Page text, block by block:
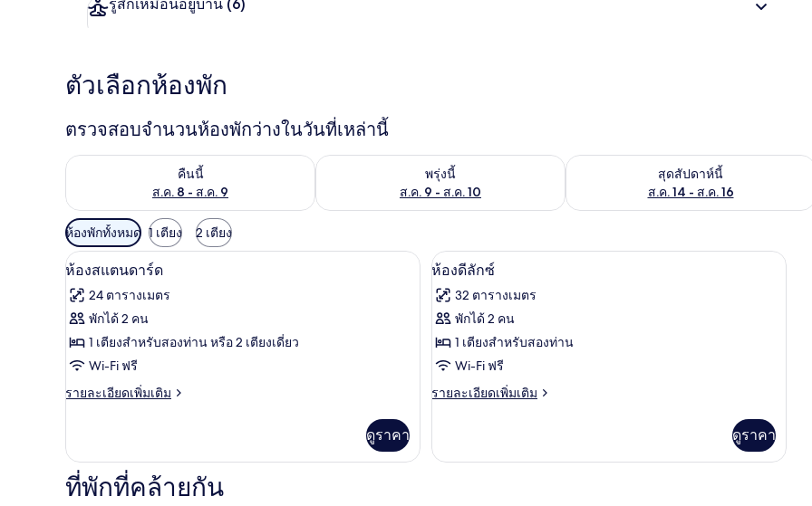
รู้สึกเหมือนอยู่บ้าน (6)
ตัวเลือกห้องพัก
ตรวจสอบจำนวนห้องพักว่างในวันที่เหล่านี้
คืนนี้
ส.ค. 8 - ส.ค. 9
ตรวจสอบจำนวนห้องพักว่างในคืนนี้ ส.ค. 8 - ส.ค. 9
พรุ่งนี้
ส.ค. 9 - ส.ค. 10
ตรวจสอบจำนวนห้องพักว่างในพรุ่งนี้ ส.ค. 9 - ส.ค. 10
สุดสัปดาห์นี้
ส.ค. 14 - ส.ค. 16
ตรวจสอบจำนวนห้องพักว่างในสุดสัปดา
ตัว
กรอง
ที่
มี
ให้
สำหรับ
ห้อง
พัก
ห้องพักทั้งหมด 1 เตียง 2 เตียง
เปิด
ภาพถ่าย
ทั้งหมด
ของ
ห้อง
สแตนดาร์ด
โต๊ะทำงาน, ผ้าม่านกันแสง, Wi-Fi ฟรี
10
ห้องสแตนดาร์ด
24 ตารางเมตร
พักได้ 2 คน
1 เตียงสำหรับสองท่าน หรือ 2 เตียงเดี่ยว
Wi-Fi ฟรี
รายละเอียดเพิ่มเติม
ราย
เกี่ยว
กับ
ห้อง
ดูราคา
เปิด
ภาพถ่าย
ทั้งหมด
ของ
ห้อง
ดี
ซ์
โต๊ะทำงาน, ผ้าม่านกันแสง, Wi-Fi ฟรี
10
ห้องดีลักซ์
32 ตารางเมตร
พักได้ 2 คน
1 เตียงสำหรับสองท่าน
Wi-Fi ฟรี
รายละเอียดเพิ่มเติม
ราย
เกี่ยว
ดูราคา
ที่พักที่คล้ายกัน